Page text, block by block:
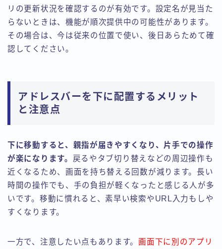
リの更新状況を確認するのが有効です。設定名が見当た
らないときは、機能が順次提供中の可能性があります。
その場合は、今は従来の位置で使い、後日あらためて確
認してください。
アドレスバーを下に配置するメリット
と注意点
下に移動すると、親指が届きやすくなり、片手での操作
が楽になります。 戻るやタブ切り替えなどの周辺操作も
近くなるため、画面を持ち替える回数が減ります。長い
時間の操作でも、手の負担が軽くなったと感じる人が多
いです。移動に慣れると、素早い検索やURL入力もしや
すくなります。
一方で、注意したい点もあります。 画面下に別のアプリ